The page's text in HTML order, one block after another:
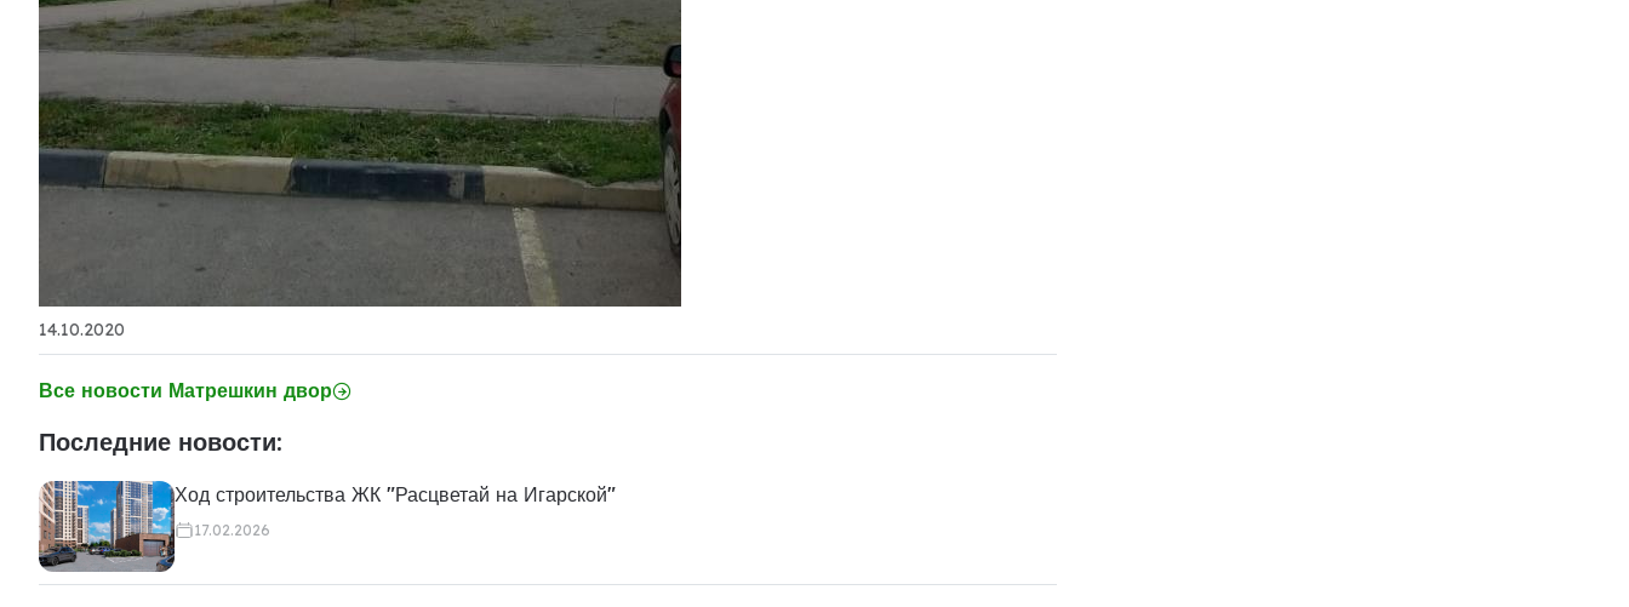
14.10.2020
Все новости Матрешкин двор
Последние новости:
Ход строительства ЖК "Расцветай на Игарской"
17.02.2026